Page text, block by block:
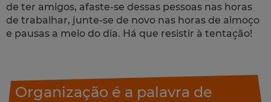
de ter amigos, afaste-se dessas pessoas nas horas
de trabalhar, junte-se de novo nas horas de almoço
e pausas a meio do dia. Há que resistir à tentação!
Organização é a palavra de